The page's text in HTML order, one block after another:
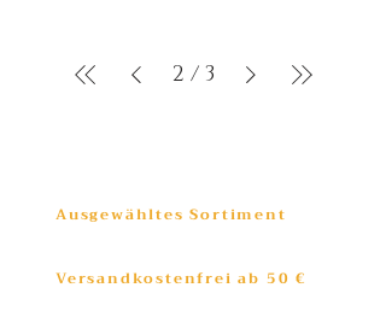
2 / 3
Ausgewähltes Sortiment
Versandkostenfrei ab 50 €